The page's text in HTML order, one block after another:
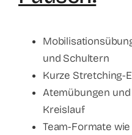
und Schultern
Kurze Stretching-
Atemübungen
Kreislauf
Team-Formate